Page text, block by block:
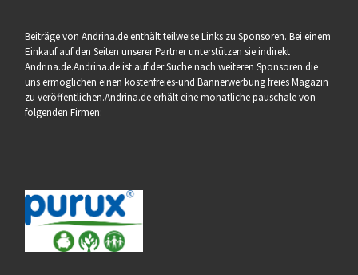
Beiträge von Andrina.de enthält teilweise Links zu Sponsoren. Bei einem
Einkauf auf den Seiten unserer Partner unterstützen sie indirekt
Andrina.de.Andrina.de ist auf der Suche nach weiteren Sponsoren die
uns ermöglichen einen kostenfreies-und Bannerwerbung freies Magazin
zu veröffentlichen.Andrina.de erhält eine monatliche pauschale von
folgenden Firmen: